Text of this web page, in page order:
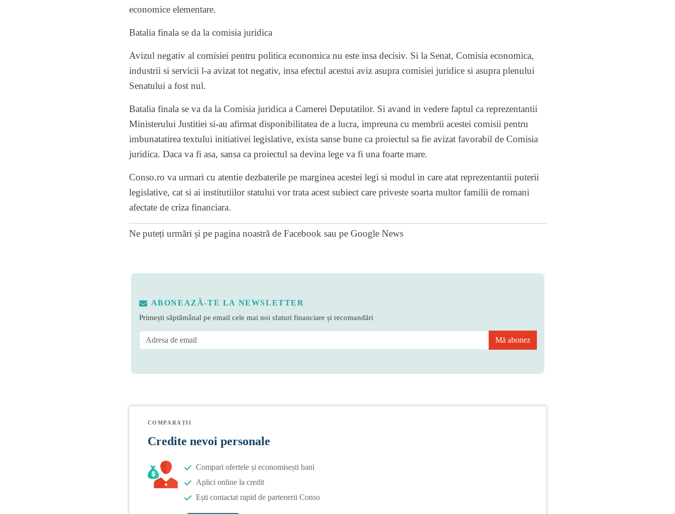
economice elementare.
Batalia finala se da la comisia juridica
Avizul negativ al comisiei pentru politica economica nu este insa decisiv. Si la Senat, Comisia economica,
industrii si servicii l-a avizat tot negativ, insa efectul acestui aviz asupra comisiei juridice si asupra plenului
Senatului a fost nul.
Batalia finala se va da la Comisia juridica a Camerei Deputatilor. Si avand in vedere faptul ca reprezentantii
Ministerului Justitiei si-au afirmat disponibilitatea de a lucra, impreuna cu membrii acestei comisii pentru
imbunatatirea textului initiativei legislative, exista sanse bune ca proiectul sa fie avizat favorabil de Comisia
juridica. Daca va fi asa, sansa ca proiectul sa devina lege va fi una foarte mare.
Conso.ro va urmari cu atentie dezbaterile pe marginea acestei legi si modul in care atat reprezentantii puterii
legislative, cat si ai institutiilor statului vor trata acest subiect care priveste soarta multor familii de romani
afectate de criza financiara.
Ne puteți urmări și pe pagina noastră de Facebook sau pe Google News
ABONEAZĂ-TE LA NEWSLETTER
Primești săptămânal pe email cele mai noi sfaturi financiare și recomandări
Mă abonez
COMPARAȚII
Credite nevoi personale
Compari ofertele și economisești bani
Aplici online la credit
Ești contactat rapid de partenerii Conso